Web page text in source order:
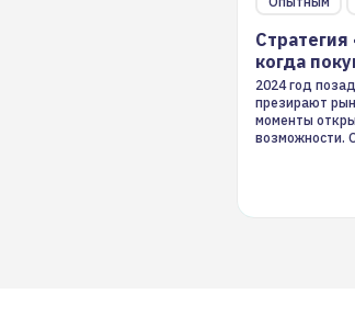
когда
2024 год
презирают
моменты
возможности.